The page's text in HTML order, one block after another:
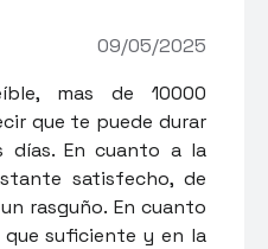
09/05/2025
mas de 10000
que te puede durar
días. En cuanto a la
satisfecho, de
rasguño. En cuanto
suficiente y en la